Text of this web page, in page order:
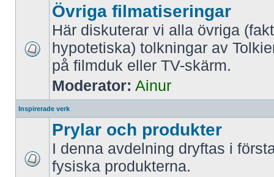
Övriga filmatiseringar
Här diskuterar vi alla övriga
hypotetiska) tolkningar av
på filmduk eller TV-skärm.
Moderator: Ainur
Inspirerade verk
Prylar och produkter
I denna avdelning dryftas i
fysiska produkterna.